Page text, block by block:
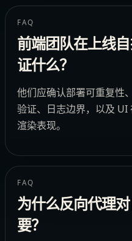
FAQ
前端团队在上线
证什么？
他们应确认部署可重复性
验证、日志边界，以及
渲染表现。
FAQ
为什么反向代理
要？